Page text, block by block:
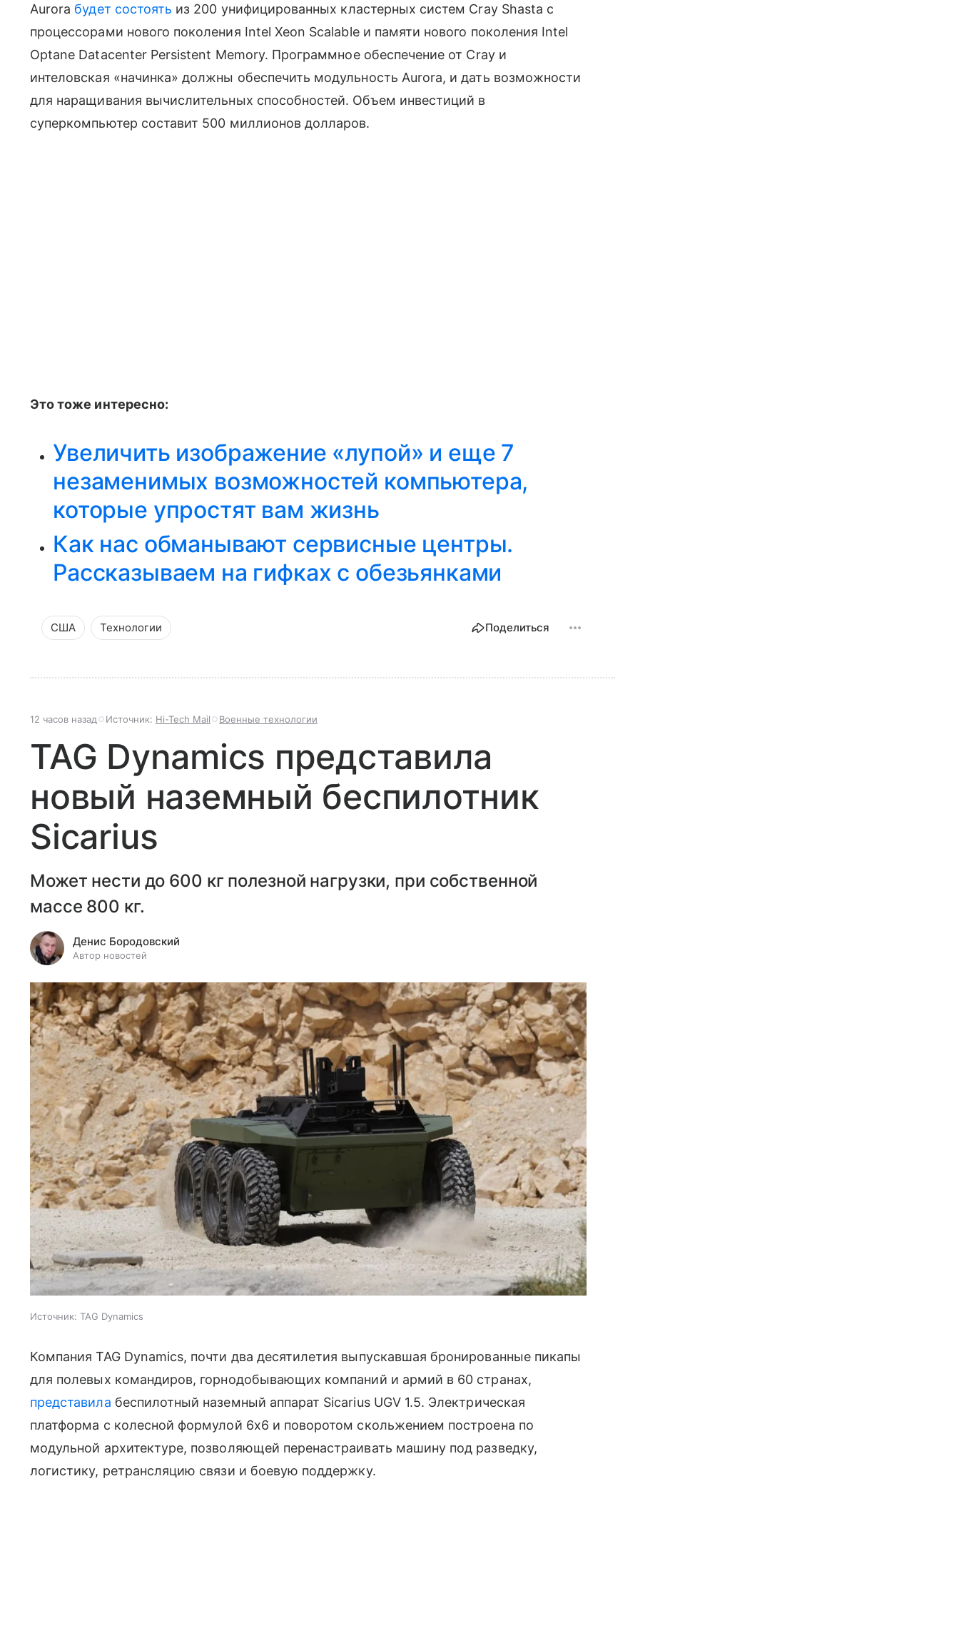
Aurora будет состоять из 200 унифицированных кластерных систем Cray Shasta с
процессорами нового поколения Intel Xeon Scalable и памяти нового поколения Intel
Optane Datacenter Persistent Memory. Программное обеспечение от Cray и
интеловская «начинка» должны обеспечить модульность Aurora, и дать возможности
для наращивания вычислительных способностей. Объем инвестиций в
суперкомпьютер составит 500 миллионов долларов.
Это тоже интересно:
Увеличить изображение «лупой» и еще 7
незаменимых возможностей компьютера,
которые упростят вам жизнь
Как нас обманывают сервисные центры.
Рассказываем на гифках с обезьянками
США Технологии Поделиться
12 часов назад Источник: Hi-Tech Mail Военные технологии
TAG Dynamics представила
новый наземный беспилотник
Sicarius
Может нести до 600 кг полезной нагрузки, при собственной
массе 800 кг.
Денис Бородовский
Автор новостей
Источник: TAG Dynamics
Компания TAG Dynamics, почти два десятилетия выпускавшая бронированные пикапы
для полевых командиров, горнодобывающих компаний и армий в 60 странах,
представила беспилотный наземный аппарат Sicarius UGV 1.5. Электрическая
платформа с колесной формулой 6x6 и поворотом скольжением построена по
модульной архитектуре, позволяющей перенастраивать машину под разведку,
логистику, ретрансляцию связи и боевую поддержку.